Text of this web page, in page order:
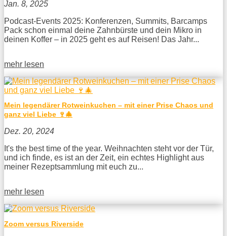
Jan. 8, 2025
Podcast-Events 2025: Konferenzen, Summits, Barcamps
Pack schon einmal deine Zahnbürste und dein Mikro in
deinen Koffer – in 2025 geht es auf Reisen! Das Jahr...
mehr lesen
Mein legendärer Rotweinkuchen – mit einer Prise Chaos und
ganz viel Liebe 🍷🎄
Dez. 20, 2024
It's the best time of the year. Weihnachten steht vor der Tür,
und ich finde, es ist an der Zeit, ein echtes Highlight aus
meiner Rezeptsammlung mit euch zu...
mehr lesen
Zoom versus Riverside